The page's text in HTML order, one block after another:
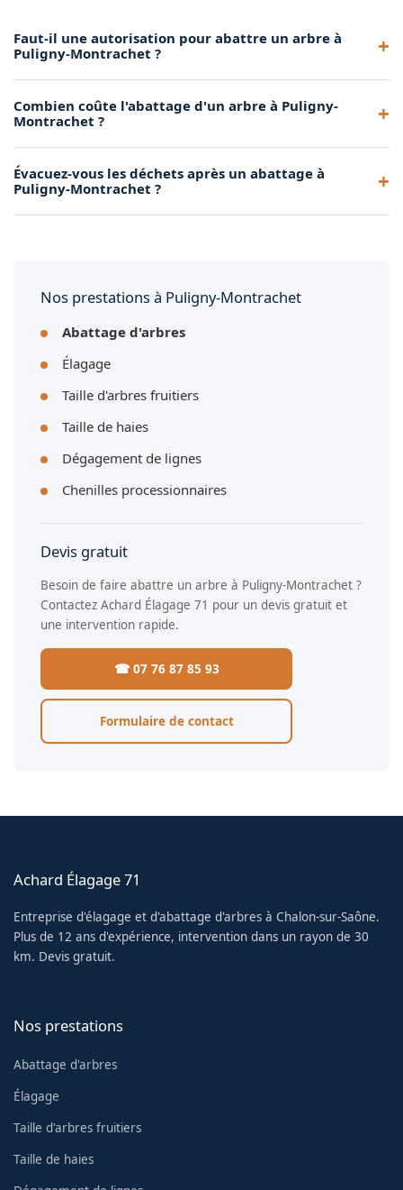
Faut-il une autorisation pour abattre un arbre à
Puligny-Montrachet ?
de Puligny-Montrachet, certains arbres peuvent être
accompagner dans ces démarches.
Combien coûte l'abattage d'un arbre à Puligny-
Montrachet ?
des contraintes du terrain. Nous nous déplaçons
gratuitement à Puligny-Montrachet pour établir un devis
Évacuez-vous les déchets après un abattage à
Puligny-Montrachet ?
propre.Nos prestations à Puligny-Montrachet
Abattage d'arbres
Élagage
Taille d'arbres fruitiers
Taille de haies
Dégagement de lignes
Chenilles processionnaires
Devis gratuit
Besoin de faire abattre un arbre à Puligny-Montrachet ?
Contactez Achard Élagage 71 pour un devis gratuit et
une intervention rapide.
☎ 07 76 87 85 93
Formulaire de contact
Achard Élagage 71
Entreprise d'élagage et d'abattage d'arbres à Chalon-sur-Saône.
Plus de 12 ans d'expérience, intervention dans un rayon de 30
km. Devis gratuit.
Nos prestations
Abattage d'arbres
Élagage
Taille d'arbres fruitiers
Taille de haies